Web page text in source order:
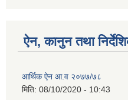
ऐन, कानुन तथा
आर्थिक ऐन आ.व २०७७/७८
मिति: 08/10/2020 - 10:43